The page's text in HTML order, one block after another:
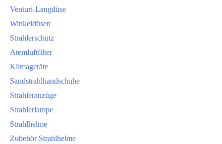
Venturi-Langdüse
Winkeldüsen
Strahlerschutz
Atemluftfilter
Klimageräte
Sandstrahlhandschuhe
Strahleranzüge
Strahlerlampe
Strahlhelme
Zubehör Strahlhelme